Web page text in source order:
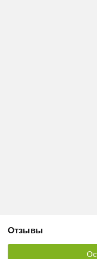
Отзывы